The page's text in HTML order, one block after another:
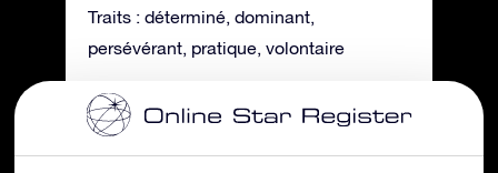
Traits : déterminé, dominant,
persévérant, pratique, volontaire
Verseau